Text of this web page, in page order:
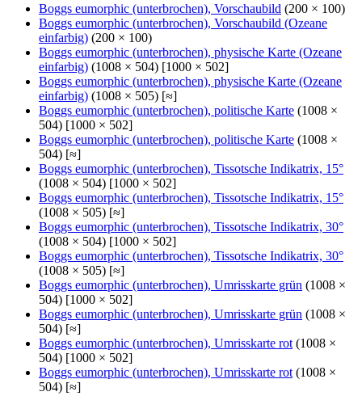
Boggs eumorphic (unterbrochen), Vorschaubild (200 × 100)
Boggs eumorphic (unterbrochen), Vorschaubild (Ozeane
einfarbig) (200 × 100)
Boggs eumorphic (unterbrochen), physische Karte (Ozeane
einfarbig) (1008 × 504) [1000 × 502]
Boggs eumorphic (unterbrochen), physische Karte (Ozeane
einfarbig) (1008 × 505) [≈]
Boggs eumorphic (unterbrochen), politische Karte (1008 ×
504) [1000 × 502]
Boggs eumorphic (unterbrochen), politische Karte (1008 ×
504) [≈]
Boggs eumorphic (unterbrochen), Tissotsche Indikatrix, 15°
(1008 × 504) [1000 × 502]
Boggs eumorphic (unterbrochen), Tissotsche Indikatrix, 15°
(1008 × 505) [≈]
Boggs eumorphic (unterbrochen), Tissotsche Indikatrix, 30°
(1008 × 504) [1000 × 502]
Boggs eumorphic (unterbrochen), Tissotsche Indikatrix, 30°
(1008 × 505) [≈]
Boggs eumorphic (unterbrochen), Umrisskarte grün (1008 ×
504) [1000 × 502]
Boggs eumorphic (unterbrochen), Umrisskarte grün (1008 ×
504) [≈]
Boggs eumorphic (unterbrochen), Umrisskarte rot (1008 ×
504) [1000 × 502]
Boggs eumorphic (unterbrochen), Umrisskarte rot (1008 ×
504) [≈]